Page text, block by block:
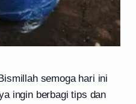
semoga hari ini
ingin berbagi tips dan